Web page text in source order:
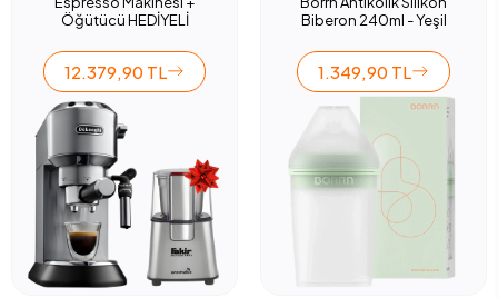
Öğütücü HEDİYELİ
12.379,90 TL
Biberon 240ml - Yeşil
1.349,90 TL